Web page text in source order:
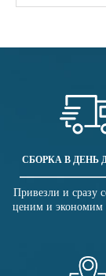
СБОРКА В ДЕНЬ
Привезли и сразу
ценим и экономим